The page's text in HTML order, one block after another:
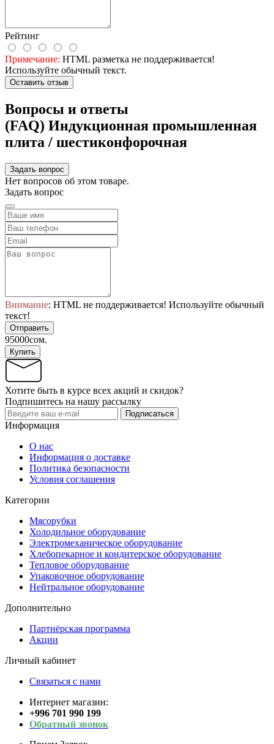
Рейтинг
Примечание: HTML разметка не поддерживается!
Используйте обычный текст.
Оставить отзыв
Вопросы и ответы
(FAQ) Индукционная промышленная
плита / шестиконфорочная
Задать вопрос
Нет вопросов об этом товаре.
Задать вопрос
Внимание: HTML не поддерживается! Используйте обычный
текст!
Отправить
95000сом.
Купить
Хотите быть в курсе всех акций и скидок?
Подпишитесь на нашу рассылку
Подписаться
Информация
О нас
Информация о доставке
Политика безопасности
Условия соглашения
Категории
Мясорубки
Холодильное оборудование
Электромеханическое оборудование
Хлебопекарное и кондитерское оборудование
Тепловое оборудование
Упаковочное оборудование
Нейтральное оборудование
Дополнительно
Партнёрская программа
Акции
Личный кабинет
Связаться с нами
Интернет магазин:
+996 701 990 199
Обратный звонок